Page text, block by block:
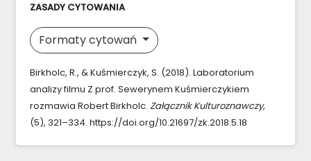
ZASADY CYTOWANIA
Formaty cytowań
Birkholc, R., & Kuśmierczyk, S. (2018). Laboratorium
analizy filmu Z prof. Sewerynem Kuśmierczykiem
rozmawia Robert Birkholc. Załącznik Kulturoznawczy,
(5), 321–334. https://doi.org/10.21697/zk.2018.5.18